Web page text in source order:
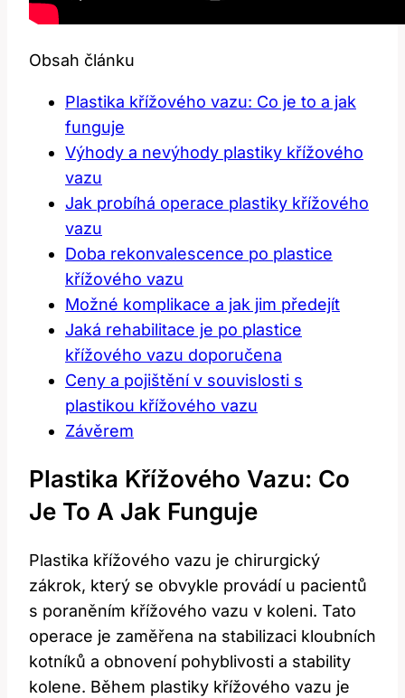
Obsah článku
Plastika křížového vazu: Co je to a jak
funguje
Výhody a nevýhody plastiky křížového
vazu
Jak probíhá operace plastiky křížového
vazu
Doba rekonvalescence po plastice
křížového vazu
Možné komplikace a jak jim předejít
Jaká rehabilitace je po plastice
křížového vazu doporučena
Ceny a pojištění v souvislosti s
plastikou křížového vazu
Závěrem
Plastika Křížového Vazu: Co
Je To A Jak Funguje
Plastika křížového vazu je chirurgický
zákrok, který se obvykle provádí u pacientů
s poraněním křížového vazu v koleni. Tato
operace je zaměřena na stabilizaci kloubních
kotníků a obnovení pohyblivosti a stability
kolene. Během plastiky křížového vazu je